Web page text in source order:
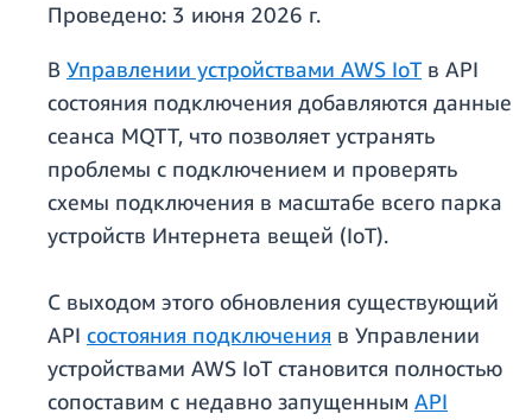
Проведено: 3 июня 2026 г.
В Управлении устройствами AWS IoT в API
состояния подключения добавляются данные
сеанса MQTT, что позволяет устранять
проблемы с подключением и проверять
схемы подключения в масштабе всего парка
устройств Интернета вещей (IoT).
С выходом этого обновления существующий
API состояния подключения в Управлении
устройствами AWS IoT становится полностью
сопоставим с недавно запущенным API